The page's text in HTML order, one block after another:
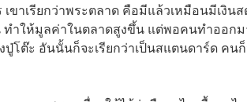
ขาเรียกว่าพระตลาด คือมีแล้วเหมือนมีเงิน
ทำให้มูลค่าในตลาดสูงขึ้น แต่พอคนทำออก
โต๊ะ อันนั้นก็จะเรียกว่าเป็นสแตนดาร์ด คน